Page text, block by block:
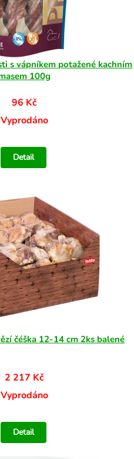
s vápníkem potažené kachním
100g
96 Kč
Vyprodáno
Detail
čéška 12-14 cm 2ks balené
2 217 Kč
Vyprodáno
Detail